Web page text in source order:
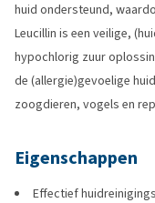
huid ondersteund,
Leucillin is een veilige,
hypochlorig zuur
de (allergie)gevoelige
zoogdieren, vogels en
Eigenschappen
Effectief